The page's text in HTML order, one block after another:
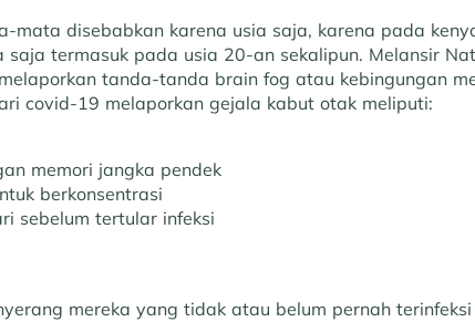
mata disebabkan karena usia saja, karena pada
termasuk pada usia 20-an sekalipun. Melansir
tanda-tanda brain fog atau kebingungan
covid-19 melaporkan gejala kabut otak meliputi:
memori jangka pendek
berkonsentrasi
sebelum tertular infeksi
mereka yang tidak atau belum pernah